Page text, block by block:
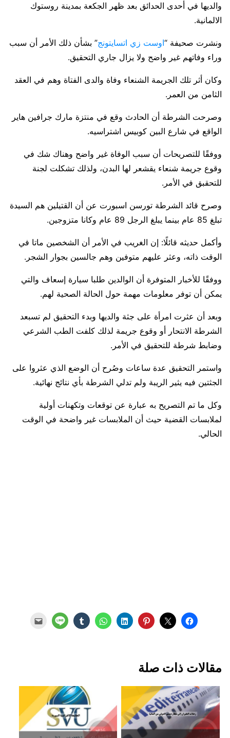
والديها في أحدى الحدائق بعد ظهر الجكعة بمدينة روستوك
الالمانية.
ونشرت صحيفة “اوست زي اتسايتونج” بشأن ذلك الأمر أن سبب
وراء وفاتهم غير واضح ولا يزال جاري التحقيق.
وكان أثر تلك الجريمة الشنعاء وفاة والدى الفتاة وهم في العقد
الثامن من العمر.
وصرحت الشرطة أن الحادث وقع في منتزة مارك جرافين هاير
الواقع في شارع البين كوبيس اشتراسيه.
ووفقًا للتصريحات أن سبب الوفاة غير واضح وهناك شك في
وقوع جريمة شنعاء يقشعر لها البدن، ولذلك تشكلت لجنة
للتحقبق في الأمر.
وصرح قائد الشرطة تورسن اسبورت عن أن القتيلين هم السيدة
تبلغ 85 عام بينما يبلغ الرجل 89 عام وكانا متزوجين.
وأكمل حديثه قائلًا: إن الغريب في الأمر أن الشخصين ماتا في
الوقت ذاته، وعثر عليهم متوفين وهم جالسين بجوار الشجر.
ووفقًا للأخبار المتوفرة أن الوالدين طلبا سيارة إسعاف والتي
يمكن أن توفر معلومات مهمة حول الحالة الصحية لهم.
وبعد أن عثرت امرأة على جثة والديها وبدء التحقيق لم تسبعد
الشرطة الانتحار أو وقوع جريمة لذلك كلفت الطب الشرعي
وضابط شرطة للتحقيق في الأمر.
واستمر التحقيق عدة ساعات وصُرح أن الوضع الذي عثروا على
الجثتين فيه يثير الريبة ولم تدلي الشرطة بأي نتائج نهائية.
وكل ما تم التصريح به عبارة عن توقعات وتكهنات أولية
لملابسات القضية حيث أن الملابسات غير واضحة في الوقت
الحالي.
مقالات ذات صلة